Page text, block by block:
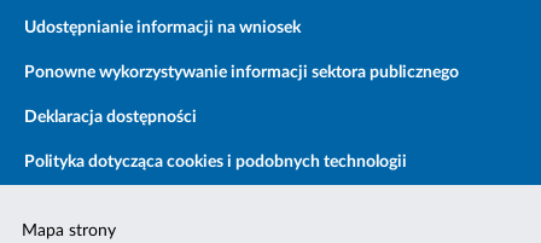
Udostępnianie informacji na wniosek
Ponowne wykorzystywanie informacji sektora publicznego
Deklaracja dostępności
Polityka dotycząca cookies i podobnych technologii
Mapa strony